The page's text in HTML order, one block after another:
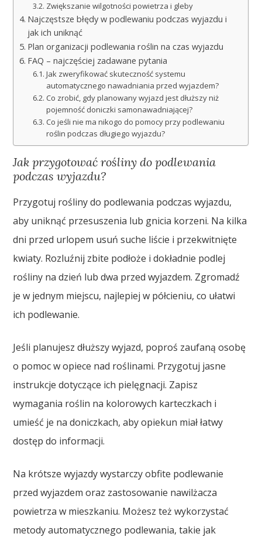
Zwiększanie wilgotności powietrza i gleby
Najczęstsze błędy w podlewaniu podczas wyjazdu i
jak ich uniknąć
Plan organizacji podlewania roślin na czas wyjazdu
FAQ – najczęściej zadawane pytania
Jak zweryfikować skuteczność systemu
automatycznego nawadniania przed wyjazdem?
Co zrobić, gdy planowany wyjazd jest dłuższy niż
pojemność doniczki samonawadniającej?
Co jeśli nie ma nikogo do pomocy przy podlewaniu
roślin podczas długiego wyjazdu?
Jak przygotować rośliny do podlewania
podczas wyjazdu?
Przygotuj rośliny do podlewania podczas wyjazdu,
aby uniknąć przesuszenia lub gnicia korzeni. Na kilka
dni przed urlopem usuń suche liście i przekwitnięte
kwiaty. Rozluźnij zbite podłoże i dokładnie podlej
rośliny na dzień lub dwa przed wyjazdem. Zgromadź
je w jednym miejscu, najlepiej w półcieniu, co ułatwi
ich podlewanie.
Jeśli planujesz dłuższy wyjazd, poproś zaufaną osobę
o pomoc w opiece nad roślinami. Przygotuj jasne
instrukcje dotyczące ich pielęgnacji. Zapisz
wymagania roślin na kolorowych karteczkach i
umieść je na doniczkach, aby opiekun miał łatwy
dostęp do informacji.
Na krótsze wyjazdy wystarczy obfite podlewanie
przed wyjazdem oraz zastosowanie nawilżacza
powietrza w mieszkaniu. Możesz też wykorzystać
metody automatycznego podlewania, takie jak